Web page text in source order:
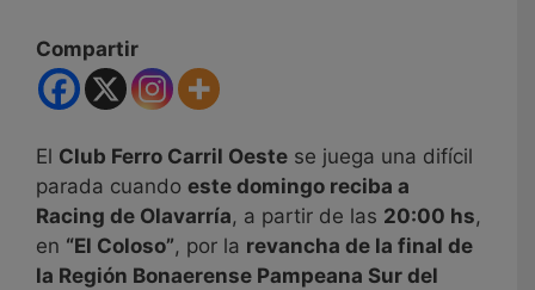
Compartir
El Club Ferro Carril Oeste se juega una difícil
parada cuando este domingo reciba a
Racing de Olavarría, a partir de las 20:00 hs,
en “El Coloso”, por la revancha de la final de
la Región Bonaerense Pampeana Sur del